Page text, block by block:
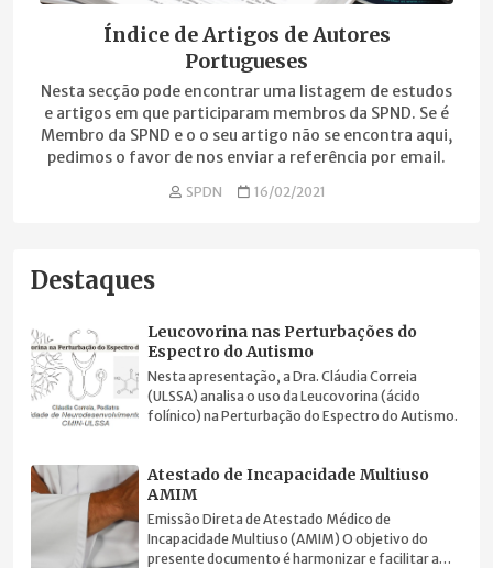
Índice de Artigos de Autores
Portugueses
Nesta secção pode encontrar uma listagem de estudos
e artigos em que participaram membros da SPND. Se é
Membro da SPND e o o seu artigo não se encontra aqui,
pedimos o favor de nos enviar a referência por email.
SPDN 16/02/2021
Destaques
Leucovorina nas Perturbações do
Espectro do Autismo
Nesta apresentação, a Dra. Cláudia Correia
(ULSSA) analisa o uso da Leucovorina (ácido
folínico) na Perturbação do Espectro do Autismo.
Atestado de Incapacidade Multiuso
AMIM
Emissão Direta de Atestado Médico de
Incapacidade Multiuso (AMIM) O objetivo do
presente documento é harmonizar e facilitar a